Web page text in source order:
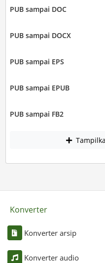
PUB sampai DOC
PUB sampai DOCX
PUB sampai EPS
PUB sampai EPUB
PUB sampai FB2
Konverter
Konverter arsip
Konverter audio